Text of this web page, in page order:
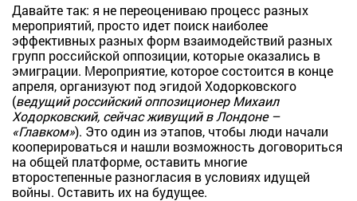
Давайте так: я не переоцениваю процесс разных
мероприятий, просто идет поиск наиболее
эффективных разных форм взаимодействий разных
групп российской оппозиции, которые оказались в
эмиграции. Мероприятие, которое состоится в конце
апреля, организуют под эгидой Ходорковского
(ведущий российский оппозиционер Михаил
Ходорковский, сейчас живущий в Лондоне –
«Главком»). Это один из этапов, чтобы люди начали
кооперироваться и нашли возможность договориться
на общей платформе, оставить многие
второстепенные разногласия в условиях идущей
войны. Оставить их на будущее.